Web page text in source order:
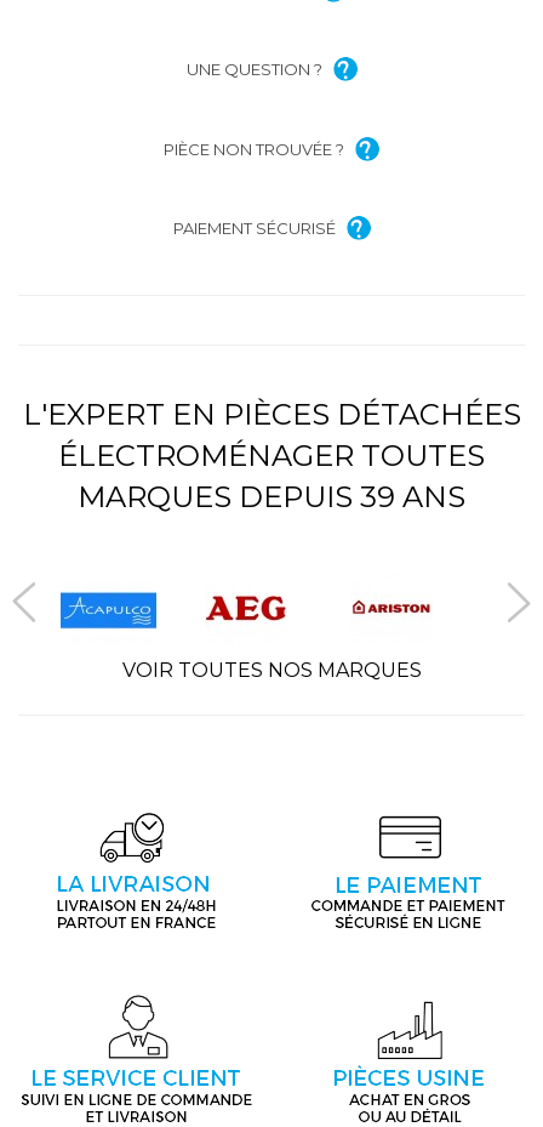
UNE QUESTION ?
PIÈCE NON TROUVÉE ?
PAIEMENT SÉCURISÉ
L'EXPERT EN PIÈCES DÉTACHÉES
ÉLECTROMÉNAGER TOUTES
MARQUES DEPUIS 39 ANS
VOIR TOUTES NOS MARQUES